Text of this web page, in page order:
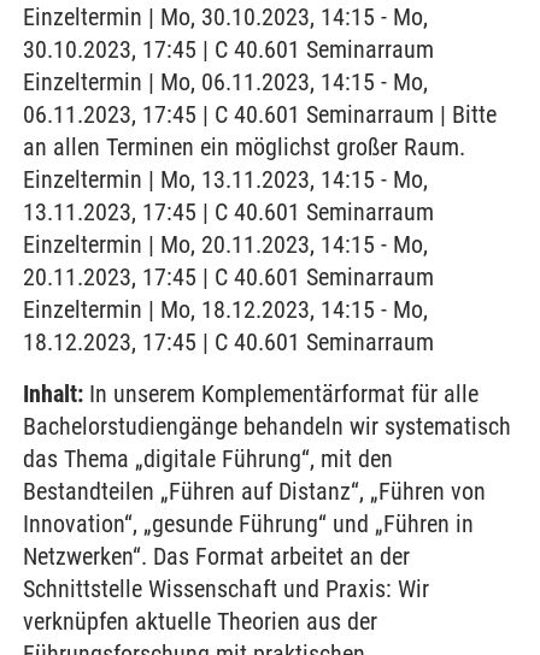
Einzeltermin | Mo, 30.10.2023, 14:15 - Mo,
30.10.2023, 17:45 | C 40.601 Seminarraum
Einzeltermin | Mo, 06.11.2023, 14:15 - Mo,
06.11.2023, 17:45 | C 40.601 Seminarraum | Bitte
an allen Terminen ein möglichst großer Raum.
Einzeltermin | Mo, 13.11.2023, 14:15 - Mo,
13.11.2023, 17:45 | C 40.601 Seminarraum
Einzeltermin | Mo, 20.11.2023, 14:15 - Mo,
20.11.2023, 17:45 | C 40.601 Seminarraum
Einzeltermin | Mo, 18.12.2023, 14:15 - Mo,
18.12.2023, 17:45 | C 40.601 Seminarraum
Inhalt: In unserem Komplementärformat für alle
Bachelorstudiengänge behandeln wir systematisch
das Thema „digitale Führung“, mit den
Bestandteilen „Führen auf Distanz“, „Führen von
Innovation“, „gesunde Führung“ und „Führen in
Netzwerken“. Das Format arbeitet an der
Schnittstelle Wissenschaft und Praxis: Wir
verknüpfen aktuelle Theorien aus der